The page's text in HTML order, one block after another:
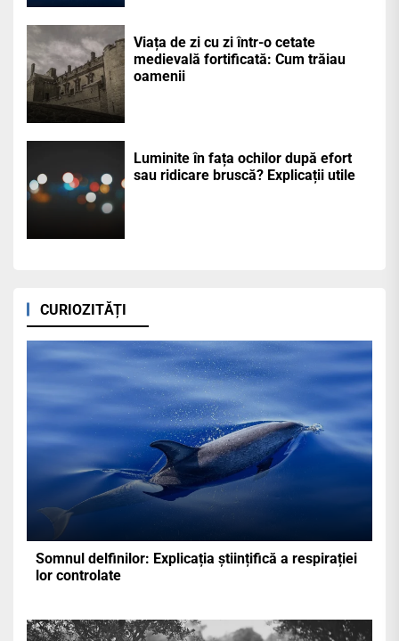
Viața de zi cu zi într-o cetate
medievală fortificată: Cum trăiau
oamenii
Luminite în fața ochilor după efort
sau ridicare bruscă? Explicații utile
CURIOZITĂȚI
Somnul delfinilor: Explicația științifică a respirației
lor controlate